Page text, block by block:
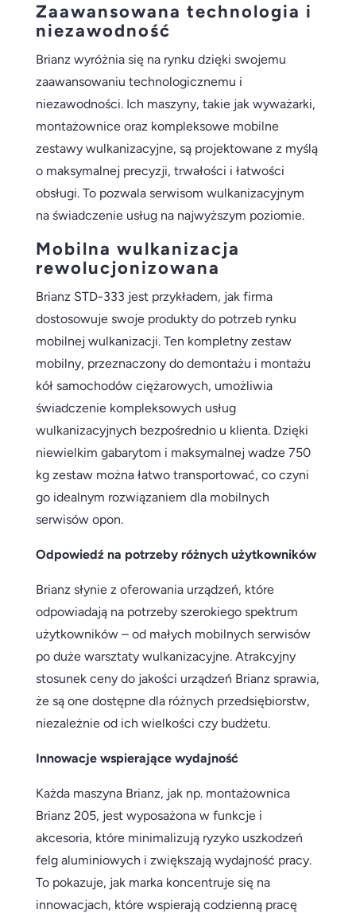
Zaawansowana technologia i
niezawodność
Brianz wyróżnia się na rynku dzięki swojemu
zaawansowaniu technologicznemu i
niezawodności. Ich maszyny, takie jak wyważarki,
montażownice oraz kompleksowe mobilne
zestawy wulkanizacyjne, są projektowane z myślą
o maksymalnej precyzji, trwałości i łatwości
obsługi. To pozwala serwisom wulkanizacyjnym
na świadczenie usług na najwyższym poziomie.
Mobilna wulkanizacja
rewolucjonizowana
Brianz STD-333 jest przykładem, jak firma
dostosowuje swoje produkty do potrzeb rynku
mobilnej wulkanizacji. Ten kompletny zestaw
mobilny, przeznaczony do demontażu i montażu
kół samochodów ciężarowych, umożliwia
świadczenie kompleksowych usług
wulkanizacyjnych bezpośrednio u klienta. Dzięki
niewielkim gabarytom i maksymalnej wadze 750
kg zestaw można łatwo transportować, co czyni
go idealnym rozwiązaniem dla mobilnych
serwisów opon.
Odpowiedź na potrzeby różnych użytkowników
Brianz słynie z oferowania urządzeń, które
odpowiadają na potrzeby szerokiego spektrum
użytkowników – od małych mobilnych serwisów
po duże warsztaty wulkanizacyjne. Atrakcyjny
stosunek ceny do jakości urządzeń Brianz sprawia,
że są one dostępne dla różnych przedsiębiorstw,
niezależnie od ich wielkości czy budżetu.
Innowacje wspierające wydajność
Każda maszyna Brianz, jak np. montażownica
Brianz 205, jest wyposażona w funkcje i
akcesoria, które minimalizują ryzyko uszkodzeń
felg aluminiowych i zwiększają wydajność pracy.
To pokazuje, jak marka koncentruje się na
innowacjach, które wspierają codzienną pracę